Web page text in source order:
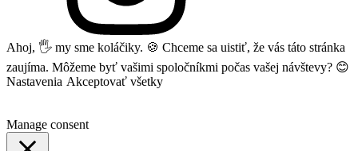
Ahoj, 🖐 my sme koláčiky. 🍪 Chceme sa uistiť, že vás táto stránka
zaujíma. Môžeme byť vašimi spoločníkmi počas vašej návštevy? 😊
Nastavenia Akceptovať všetky
Manage consent